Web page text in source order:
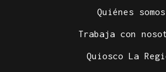
Quiénes somos
Trabaja con
Quiosco La